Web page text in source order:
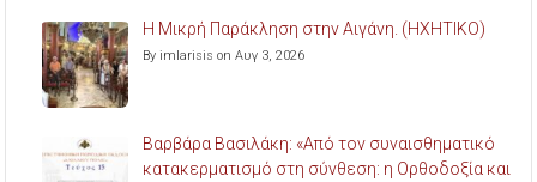
Η Μικρή Παράκληση στην Αιγάνη. (ΗΧΗΤΙΚΟ)
By imlarisis on Αυγ 3, 2026
Βαρβάρα Βασιλάκη: «Από τον συναισθηματικό
κατακερματισμό στη σύνθεση: η Ορθοδοξία και